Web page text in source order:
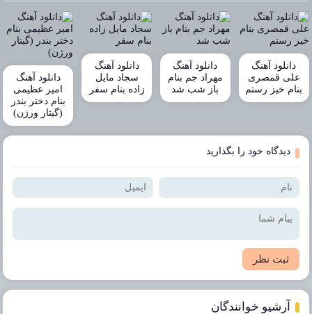
دانلود آهنگ
علی قمصری
بنام خیز رستم
دانلود آهنگ
مهراد جم بنام
باز شب شد
دانلود آهنگ
سجاد مایل
زاده بنام سفر
دانلود آهنگ
امیر عظیمی
بنام دختر بندر
(گیتار ورژن)
دیدگاه خود را بگذارید
ثبت نظر
آرشیو خوانندگان